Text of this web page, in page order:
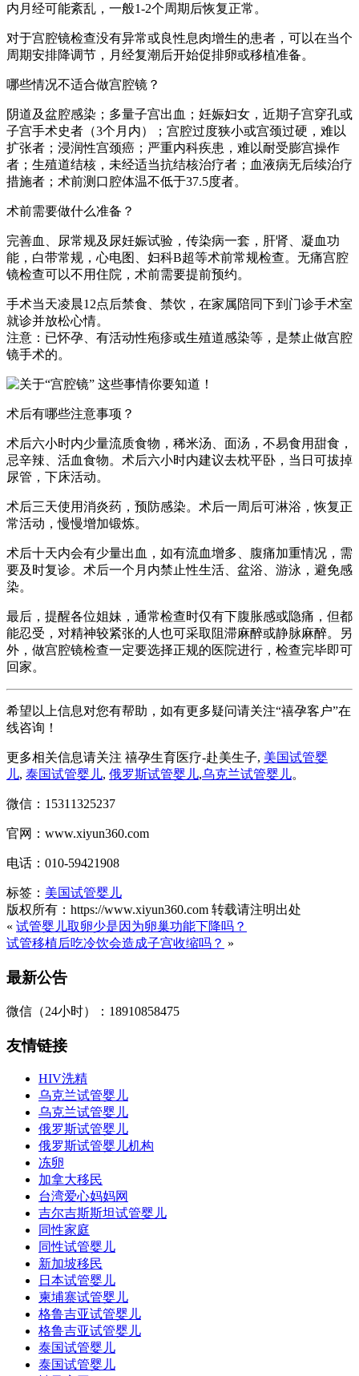
内月经可能紊乱，一般1-2个周期后恢复正常。
对于宫腔镜检查没有异常或良性息肉增生的患者，可以在当个
周期安排降调节，月经复潮后开始促排卵或移植准备。
哪些情况不适合做宫腔镜？
阴道及盆腔感染；多量子宫出血；妊娠妇女，近期子宫穿孔或
子宫手术史者（3个月内）；宫腔过度狭小或宫颈过硬，难以
扩张者；浸润性宫颈癌；严重内科疾患，难以耐受膨宫操作
者；生殖道结核，未经适当抗结核治疗者；血液病无后续治疗
措施者；术前测口腔体温不低于37.5度者。
术前需要做什么准备？
完善血、尿常规及尿妊娠试验，传染病一套，肝肾、凝血功
能，白带常规，心电图、妇科B超等术前常规检查。无痛宫腔
镜检查可以不用住院，术前需要提前预约。
手术当天凌晨12点后禁食、禁饮，在家属陪同下到门诊手术室
就诊并放松心情。
注意：已怀孕、有活动性疱疹或生殖道感染等，是禁止做宫腔
镜手术的。
术后有哪些注意事项？
术后六小时内少量流质食物，稀米汤、面汤，不易食用甜食，
忌辛辣、活血食物。术后六小时内建议去枕平卧，当日可拔掉
尿管，下床活动。
术后三天使用消炎药，预防感染。术后一周后可淋浴，恢复正
常活动，慢慢增加锻炼。
术后十天内会有少量出血，如有流血增多、腹痛加重情况，需
要及时复诊。术后一个月内禁止性生活、盆浴、游泳，避免感
染。
最后，提醒各位姐妹，通常检查时仅有下腹胀感或隐痛，但都
能忍受，对精神较紧张的人也可采取阻滞麻醉或静脉麻醉。另
外，做宫腔镜检查一定要选择正规的医院进行，检查完毕即可
回家。
希望以上信息对您有帮助，如有更多疑问请关注“禧孕客户”在
线咨询！
更多相关信息请关注 禧孕生育医疗-赴美生子, 美国试管婴
儿, 泰国试管婴儿, 俄罗斯试管婴儿,乌克兰试管婴儿。
微信：15311325237
官网：www.xiyun360.com
电话：010-59421908
标签： 美国试管婴儿
版权所有：https://www.xiyun360.com 转载请注明出处
« 试管婴儿取卵少是因为卵巢功能下降吗？
试管移植后吃冷饮会造成子宫收缩吗？ »
最新公告
微信（24小时）：18910858475
友情链接
HIV洗精
乌克兰试管婴儿
乌克兰试管婴儿
俄罗斯试管婴儿
俄罗斯试管婴儿机构
冻卵
加拿大移民
台湾爱心妈妈网
吉尔吉斯斯坦试管婴儿
同性家庭
同性试管婴儿
新加坡移民
日本试管婴儿
柬埔寨试管婴儿
格鲁吉亚试管婴儿
格鲁吉亚试管婴儿
泰国试管婴儿
泰国试管婴儿